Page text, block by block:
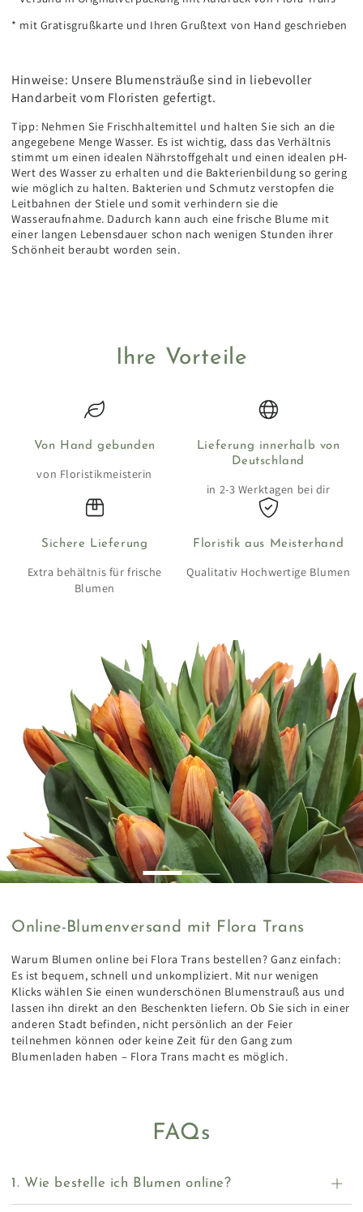
* mit Gratisgrußkarte und Ihren Grußtext von Hand geschrieben
Hinweise: Unsere Blumensträuße sind in liebevoller
Handarbeit vom Floristen gefertigt.
Tipp: Nehmen Sie Frischhaltemittel und halten Sie sich an die
angegebene Menge Wasser. Es ist wichtig, dass das Verhältnis
stimmt um einen idealen Nährstoffgehalt und einen idealen pH-
Wert des Wasser zu erhalten und die Bakterienbildung so gering
wie möglich zu halten. Bakterien und Schmutz verstopfen die
Leitbahnen der Stiele und somit verhindern sie die
Wasseraufnahme. Dadurch kann auch eine frische Blume mit
einer langen Lebensdauer schon nach wenigen Stunden ihrer
Schönheit beraubt worden sein.
Ihre Vorteile
Von Hand gebunden
von Floristikmeisterin
Lieferung innerhalb von
Deutschland
in 2-3 Werktagen bei dir
Sichere Lieferung
Extra behältnis für frische
Blumen
Floristik aus Meisterhand
Qualitativ Hochwertige Blumen
Online-Blumenversand mit Flora Trans
Warum Blumen online bei Flora Trans bestellen? Ganz einfach:
Es ist bequem, schnell und unkompliziert. Mit nur wenigen
Klicks wählen Sie einen wunderschönen Blumenstrauß aus und
lassen ihn direkt an den Beschenkten liefern. Ob Sie sich in einer
anderen Stadt befinden, nicht persönlich an der Feier
teilnehmen können oder keine Zeit für den Gang zum
Blumenladen haben – Flora Trans macht es möglich.
FAQs
1. Wie bestelle ich Blumen online?